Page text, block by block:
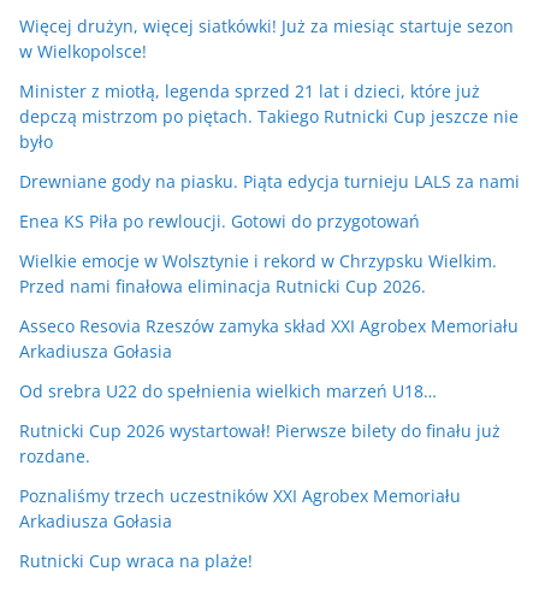
Więcej drużyn, więcej siatkówki! Już za miesiąc startuje sezon
w Wielkopolsce!
Minister z miotłą, legenda sprzed 21 lat i dzieci, które już
depczą mistrzom po piętach. Takiego Rutnicki Cup jeszcze nie
było
Drewniane gody na piasku. Piąta edycja turnieju LALS za nami
Enea KS Piła po rewloucji. Gotowi do przygotowań
Wielkie emocje w Wolsztynie i rekord w Chrzypsku Wielkim.
Przed nami finałowa eliminacja Rutnicki Cup 2026.
Asseco Resovia Rzeszów zamyka skład XXI Agrobex Memoriału
Arkadiusza Gołasia
Od srebra U22 do spełnienia wielkich marzeń U18…
Rutnicki Cup 2026 wystartował! Pierwsze bilety do finału już
rozdane.
Poznaliśmy trzech uczestników XXI Agrobex Memoriału
Arkadiusza Gołasia
Rutnicki Cup wraca na plaże!